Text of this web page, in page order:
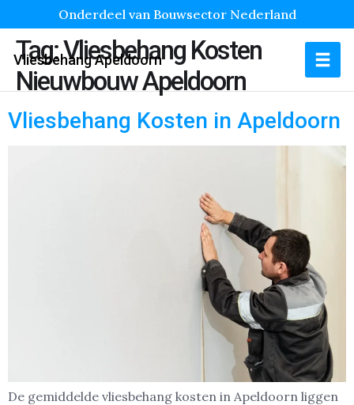
Onderdeel van Bouwsector Nederland
Vliesbehang Apeldoorn
Tag:Vliesbehang Kosten
Nieuwbouw Apeldoorn
Vliesbehang Kosten in Apeldoorn
De gemiddelde vliesbehang kosten in Apeldoorn liggen